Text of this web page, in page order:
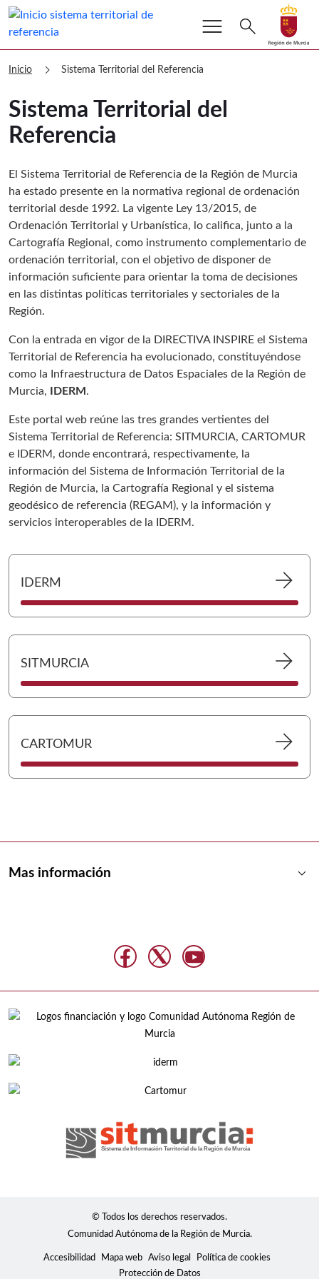
sitmurcia Sistema Territorial del
Volver a
Ir a
menu Buscar
search
Inicio chevron_right Sistema Territorial del Referencia
Sistema Territorial del
Referencia
El Sistema Territorial de Referencia de la Región de Murcia
ha estado presente en la normativa regional de ordenación
territorial desde 1992. La vigente Ley 13/2015, de
Ordenación Territorial y Urbanística, lo califica, junto a la
Cartografía Regional, como instrumento complementario de
ordenación territorial, con el objetivo de disponer de
información suficiente para orientar la toma de decisiones
en las distintas políticas territoriales y sectoriales de la
Región.
Con la entrada en vigor de la DIRECTIVA INSPIRE el Sistema
Territorial de Referencia ha evolucionado, constituyéndose
como la Infraestructura de Datos Espaciales de la Región de
Murcia,
IDERM .
Este portal web reúne las tres grandes vertientes del
Sistema Territorial de Referencia: SITMURCIA, CARTOMUR
e IDERM, donde encontrará, respectivamente, la
información del Sistema de Información Territorial de la
Región de Murcia, la Cartografía Regional y el sistema
geodésico de referencia (REGAM), y la información y
servicios interoperables de la IDERM.
IDERM Ir
arrow_forward
SITMURCIA Ir
arrow_forward
CARTOMUR Ir
arrow_forward
Mas información keyboard_arrow_down
© Todos los derechos reservados.
Comunidad Autónoma de la Región de Murcia.
Accesibilidad Mapa web Aviso legal
Política de cookies
Protección de Datos